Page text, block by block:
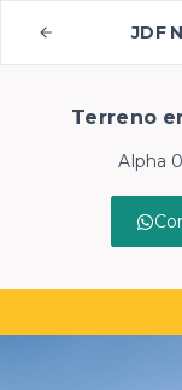
JDF
Terreno
Alpha